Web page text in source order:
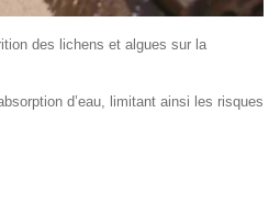
des lichens et algues sur la
d’eau, limitant ainsi les risques